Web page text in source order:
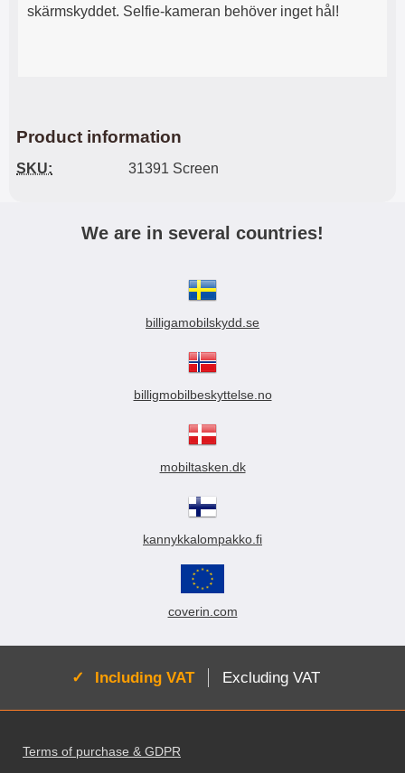
skärmskyddet. Selfie-kameran behöver inget hål!
Product information
SKU: 31391 Screen
We are in several countries!
billigamobilskydd.se
billigmobilbeskyttelse.no
mobiltasken.dk
kannykkalompakko.fi
coverin.com
Active:
Including VAT Excluding VAT
Terms of purchase & GDPR